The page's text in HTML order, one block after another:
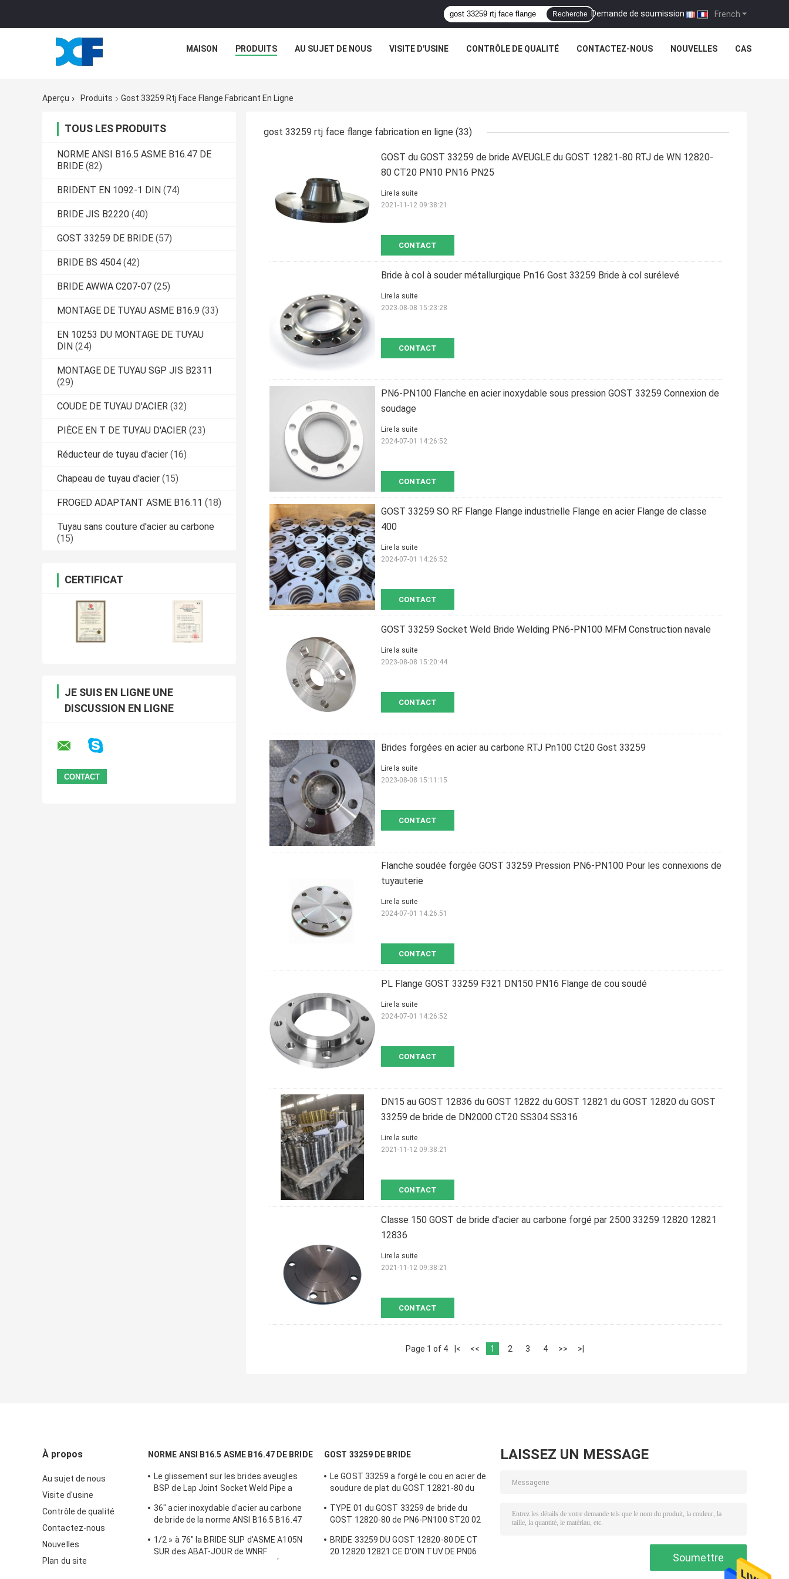
French
Demande de soumission |
Recherche
MAISON PRODUITS AU SUJET DE NOUS VISITE D'USINE CONTRÔLE DE QUALITÉ CONTACTEZ-NOUS NOUVELLES CAS
Aperçu Produits Gost 33259 Rtj Face Flange Fabricant En Ligne
TOUS LES PRODUITS
NORME ANSI B16.5 ASME B16.47 DE
BRIDE (82)
BRIDENT EN 1092-1 DIN (74)
BRIDE JIS B2220 (40)
GOST 33259 DE BRIDE (57)
BRIDE BS 4504 (42)
BRIDE AWWA C207-07 (25)
MONTAGE DE TUYAU ASME B16.9 (33)
EN 10253 DU MONTAGE DE TUYAU
DIN (24)
MONTAGE DE TUYAU SGP JIS B2311
(29)
COUDE DE TUYAU D'ACIER (32)
PIÈCE EN T DE TUYAU D'ACIER (23)
Réducteur de tuyau d'acier (16)
Chapeau de tuyau d'acier (15)
FROGED ADAPTANT ASME B16.11 (18)
Tuyau sans couture d'acier au carbone
(15)
CERTIFICAT
JE SUIS EN LIGNE UNE
DISCUSSION EN LIGNE
gost 33259 rtj face flange fabrication en ligne (33)
GOST du GOST 33259 de bride AVEUGLE du GOST 12821-80 RTJ de WN 12820-
80 CT20 PN10 PN16 PN25
CONTACT
Lire la suite
2021-11-12 09:38:21
Bride à col à souder métallurgique Pn16 Gost 33259 Bride à col surélevé
CONTACT
Lire la suite
2023-08-08 15:23:28
PN6-PN100 Flanche en acier inoxydable sous pression GOST 33259 Connexion de
soudage
CONTACT
Lire la suite
2024-07-01 14:26:52
GOST 33259 SO RF Flange Flange industrielle Flange en acier Flange de classe
400
CONTACT
Lire la suite
2024-07-01 14:26:52
GOST 33259 Socket Weld Bride Welding PN6-PN100 MFM Construction navale
CONTACT
Lire la suite
2023-08-08 15:20:44
Brides forgées en acier au carbone RTJ Pn100 Ct20 Gost 33259
CONTACT
Lire la suite
2023-08-08 15:11:15
Flanche soudée forgée GOST 33259 Pression PN6-PN100 Pour les connexions de
tuyauterie
CONTACT
Lire la suite
2024-07-01 14:26:51
PL Flange GOST 33259 F321 DN150 PN16 Flange de cou soudé
CONTACT
Lire la suite
2024-07-01 14:26:52
DN15 au GOST 12836 du GOST 12822 du GOST 12821 du GOST 12820 du GOST
33259 de bride de DN2000 CT20 SS304 SS316
CONTACT
Lire la suite
2021-11-12 09:38:21
Classe 150 GOST de bride d'acier au carbone forgé par 2500 33259 12820 12821
12836
CONTACT
Lire la suite
2021-11-12 09:38:21
Page 1 of 4 |< << 1 2 3 4 >> >|
À propos
Au sujet de nous
Visite d'usine
Contrôle de qualité
Contactez-nous
Nouvelles
Plan du site
NORME ANSI B16.5 ASME B16.47 DE BRIDE
Le glissement sur les brides aveugles
BSP de Lap Joint Socket Weld Pipe a
36" acier inoxydable d'acier au carbone
de bride de la norme ANSI B16.5 B16.47
1/2 » à 76" la BRIDE SLIP d'ASME A105N
SUR des ABAT-JOUR de WNRF
GOST 33259 DE BRIDE
Le GOST 33259 a forgé le cou en acier de
soudure de plat du GOST 12821-80 du
TYPE 01 du GOST 33259 de bride du
GOST 12820-80 de PN6-PN100 ST20 02
Solides solubles 304/304L, 316/316L
BRIDE 33259 DU GOST 12820-80 DE СT
20 12820 12821 CE D'OIN TUV DE PN06
LAISSEZ UN MESSAGE